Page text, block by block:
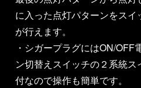
に入った点灯パターンをス
が行えます。
・シガープラグにはON/
ン切替えスイッチの２系統
付なので操作も簡単です。